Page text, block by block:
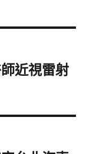
近視雷射